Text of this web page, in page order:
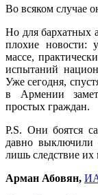
Во всяком случае
Но для бархатных
плохие новости:
массе,
испытаний
Уже сегодня,
в Армении
простых граждан.
P.S. Они боятся
давно выключили
лишь следствие их
Арман Абовян,